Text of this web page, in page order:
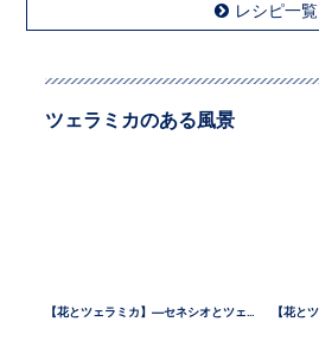
レシピ一覧
ツェラミカのある風景